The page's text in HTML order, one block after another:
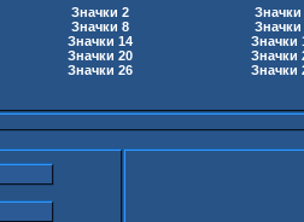
Значки 2
Значки 8
Значки 14
Значки 20
Значки 26
Значки
Значки
Значки
Значки
Значки